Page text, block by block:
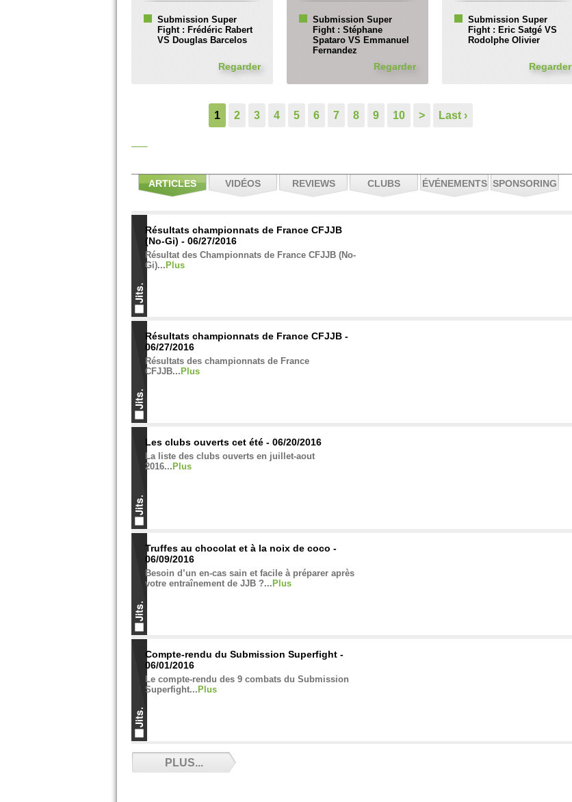
Submission Super
Fight : Frédéric Rabert
VS Douglas Barcelos
Regarder
Submission Super
Fight : Stéphane
Spataro VS Emmanuel
Fernandez
Regarder
Submission Super
Fight : Eric Satgé VS
Rodolphe Olivier
Regarder
1 2 3 4 5 6 7 8 9 10 > Last ›
ARTICLES VIDÉOS REVIEWS CLUBS ÉVÉNEMENTS SPONSORING
Résultats championnats de France CFJJB
(No-Gi) - 06/27/2016
Résultat des Championnats de France CFJJB (No-
Gi)... Plus
Résultats championnats de France CFJJB -
06/27/2016
Résultats des championnats de France
CFJJB... Plus
Les clubs ouverts cet été - 06/20/2016
La liste des clubs ouverts en juillet-aout
2016... Plus
Truffes au chocolat et à la noix de coco -
06/09/2016
Besoin d’un en-cas sain et facile à préparer après
votre entraînement de JJB ?... Plus
Compte-rendu du Submission Superfight -
06/01/2016
Le compte-rendu des 9 combats du Submission
Superfight... Plus
Jits, le magazine - 05/24/2016
Jits, c'est aussi -et surtout- un magazine papier
PLUS...